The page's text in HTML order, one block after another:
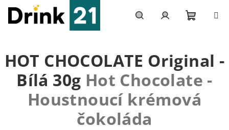
obsah
košík
HOT CHOCOLATE Original -
Bílá 30g Hot Chocolate -
Houstnoucí krémová
čokoláda